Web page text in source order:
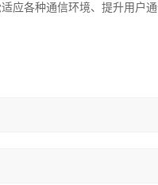
应各种通信环境、提升用户